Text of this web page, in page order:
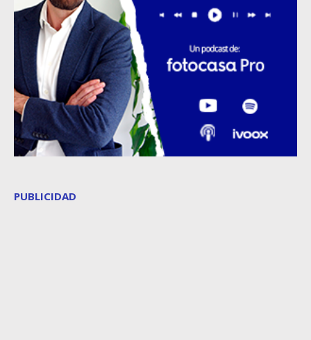
PUBLICIDAD